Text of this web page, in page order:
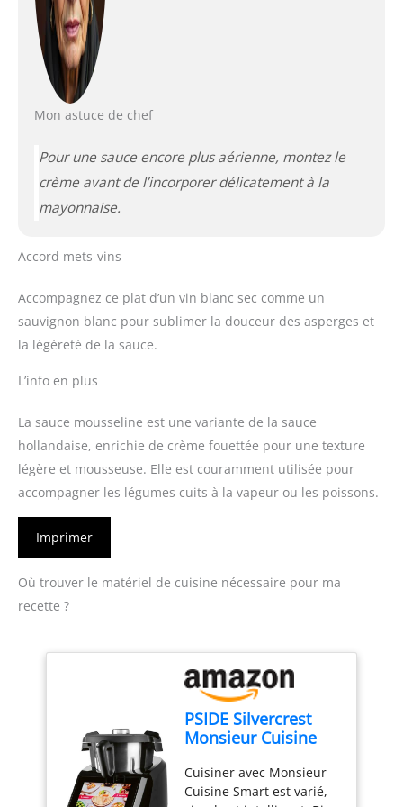
Mon astuce de chef
Pour une sauce encore plus aérienne, montez le
crème avant de l’incorporer délicatement à la
mayonnaise.
Accord mets-vins
Accompagnez ce plat d’un vin blanc sec comme un
sauvignon blanc pour sublimer la douceur des asperges et
la légèreté de la sauce.
L’info en plus
La sauce mousseline est une variante de la sauce
hollandaise, enrichie de crème fouettée pour une texture
légère et mousseuse. Elle est couramment utilisée pour
accompagner les légumes cuits à la vapeur ou les poissons.
Imprimer
Où trouver le matériel de cuisine nécessaire pour ma
recette ?
PSIDE Silvercrest
Monsieur Cuisine
SKMS 1200 B1 1200
W Noir
Cuisiner avec Monsieur
Cuisine Smart est varié,